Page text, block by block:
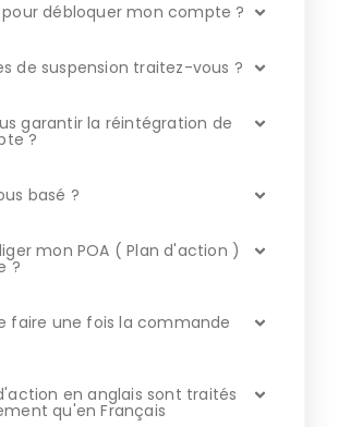
débloquer mon compte ?
de suspension traitez-vous ?
garantir la réintégration de
?
basé ?
mon POA ( Plan d'action )
?
faire une fois la commande
en anglais sont traités
qu'en Français